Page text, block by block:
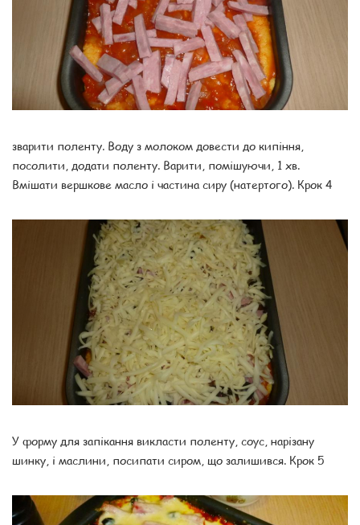
зварити поленту. Воду з молоком довести до кипіння,
посолити, додати поленту. Варити, помішуючи, 1 хв.
Вмішати вершкове масло і частина сиру (натертого). Крок 4
У форму для запікання викласти поленту, соус, нарізану
шинку, і маслини, посипати сиром, що залишився. Крок 5